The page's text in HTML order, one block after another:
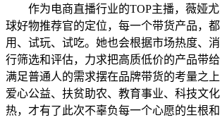
作为电商直播行业的TOP主播，薇娅尤
球好物推荐官的定位，每一个带货产品，
用、试玩、试吃。她也会根据市场热度、
行筛选和评估，力求把高质低价的产品带
满足普通人的需求摆在品牌带货的考量之
爱心公益、扶贫助农、教育事业、科技文
热，才有了此次不辜负每一个心愿的生根和